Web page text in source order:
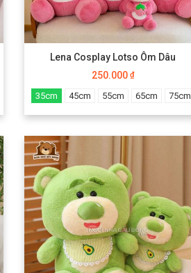
Lena Cosplay Lotso Ôm Dâu
250.000 ₫
35cm 45cm 55cm 65cm 75cm